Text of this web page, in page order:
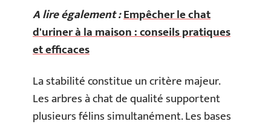
A lire également :Empêcher le chat
d'uriner à la maison : conseils pratiques
et efficaces
La stabilité constitue un critère majeur.
Les arbres à chat de qualité supportent
plusieurs félins simultanément. Les bases